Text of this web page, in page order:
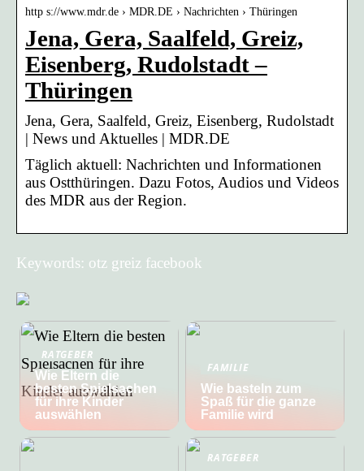
http s://www.mdr.de › MDR.DE › Nachrichten › Thüringen
Jena, Gera, Saalfeld, Greiz,
Eisenberg, Rudolstadt –
Thüringen
Jena, Gera, Saalfeld, Greiz, Eisenberg, Rudolstadt
| News und Aktuelles | MDR.DE
Täglich aktuell: Nachrichten und Informationen
aus Ostthüringen. Dazu Fotos, Audios und Videos
des MDR aus der Region.
Keywords: otz greiz facebook
RATGEBER
Wie Eltern die
besten Spielsachen
für ihre Kinder
auswählen
FAMILIE
Wie basteln zum
Spaß für die ganze
Familie wird
RATGEBER